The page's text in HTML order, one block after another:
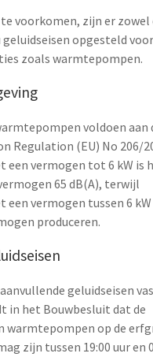
voorkomen, zijn er zowel
opgesteld
zoals warmtepompen.
voldoen aan
Regulation (EU) No 206/
vermogen tot 6 kW is
65 dB(A), terwijl
vermogen tussen 6 kW
produceren.
geluidseisen
in het Bouwbesluit dat de
warmtepompen op de
zijn tussen 19:00 uur en